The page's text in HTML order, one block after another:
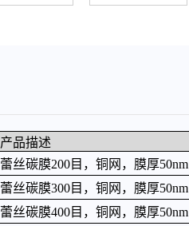
产品描述
蕾丝碳膜200目，铜网，膜厚50nm
蕾丝碳膜300目，铜网，膜厚50nm
蕾丝碳膜400目，铜网，膜厚50nm